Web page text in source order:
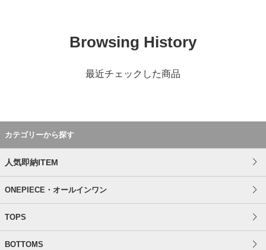
Browsing History
最近チェックした商品
カテゴリーから探す
人気即納ITEM
ONEPIECE・オールインワン
TOPS
BOTTOMS